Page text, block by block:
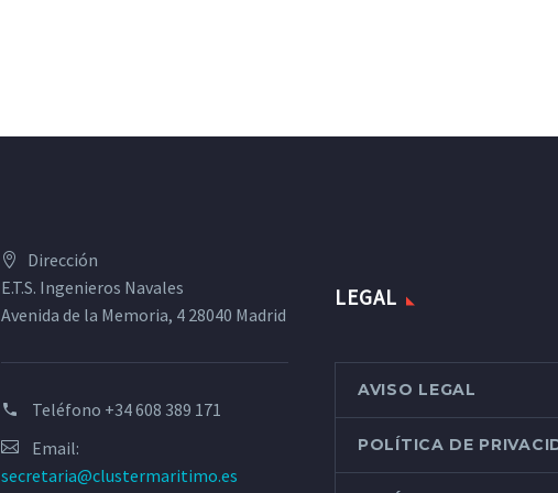
Dirección
E.T.S. Ingenieros Navales
Avenida de la Memoria, 4 28040 Madrid
Teléfono +34 608 389 171
Email:
secretaria@clustermaritimo.es
LEGAL
AVISO LEGAL
POLÍTICA DE